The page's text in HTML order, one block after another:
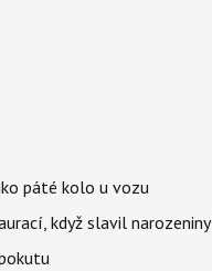
páté kolo u vozu
když slavil